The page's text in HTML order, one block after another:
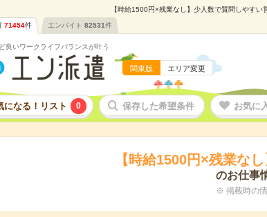
【時給1500円×残業なし】少人数で質問しやす
71454件 エンバイト 82531件
良いワークライフバランスが叶う
関東版 エリア変更
になる！リスト 0 保存した希望条件 お気に
【時給1500円×残業な
のお仕事
※ 掲載時の